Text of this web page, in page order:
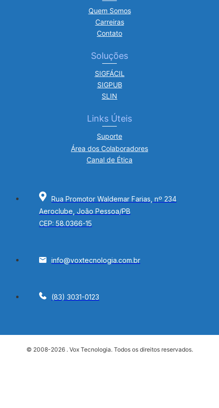
Quem Somos
Carreiras
Contato
Soluções
SIGFÁCIL
SIGPUB
SLIN
Links Úteis
Suporte
Área dos Colaboradores
Canal de Ética
Rua Promotor Waldemar Farias, nº 234
Aeroclube, João Pessoa/PB
CEP: 58.0366-15
info@voxtecnologia.com.br
(83) 3031-0123
© 2008-2026 . Vox Tecnologia. Todos os direitos reservados.